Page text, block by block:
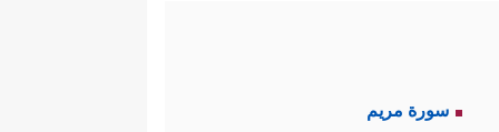
سورة مريم